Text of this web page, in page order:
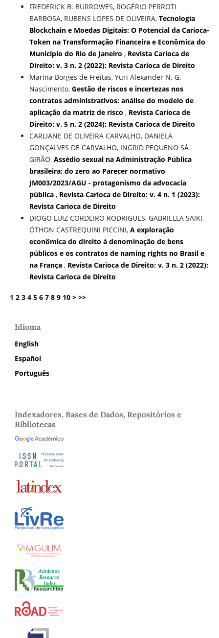
FREDERICK B. BURROWES, ROGÉRIO PERROTI
BARBOSA, RUBENS LOPES DE OLIVEIRA, Tecnologia
Blockchain e Moedas Digitais: O Potencial da Carioca-
Token na Transformação Financeira e Econômica do
Município do Rio de Janeiro , Revista Carioca de
Direito: v. 3 n. 2 (2022): Revista Carioca de Direito
Marina Borges de Freitas, Yuri Alexander N. G.
Nascimento, Gestão de riscos e incertezas nos
contratos administrativos: análise do modelo de
aplicação da matriz de risco , Revista Carioca de
Direito: v. 5 n. 2 (2024): Revista Carioca de Direito
CARLIANE DE OLIVEIRA CARVALHO, DANIELA
GONÇALVES DE CARVALHO, INGRID PEQUENO SÁ
GIRÃO, Assédio sexual na Administração Pública
brasileira: do zero ao Parecer normativo
JM003/2023/AGU - protagonismo da advocacia
pública , Revista Carioca de Direito: v. 4 n. 1 (2023):
Revista Carioca de Direito
DIOGO LUIZ CORDEIRO RODRIGUES, GABRIELLA SAIKI,
ÓTHON CASTREQUINI PICCINI, A exploração
econômica do direito à denominação de bens
públicos e os contratos de naming rights no Brasil e
na França , Revista Carioca de Direito: v. 3 n. 2 (2022):
Revista Carioca de Direito
1 2 3 4 5 6 7 8 9 10 > >>
Idioma
English
Español
Português
Indexadores, Bases de Dados, Repositórios e
Bibliotecas